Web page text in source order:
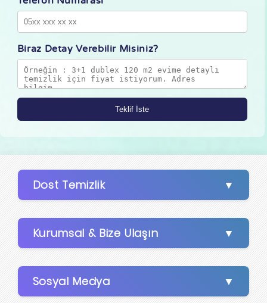
Biraz Detay Verebilir Misiniz?
Dost Temizlik
Kurumsal & Bize Ulaşın
Sosyal Medya